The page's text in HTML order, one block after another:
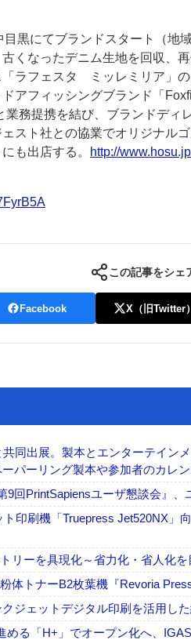
黒にてブランドスタート（地
くなったデニム生地を回収、
ラフェスタ ミッレミリア」
アフィッシングブランド「
務提携を結び、ブランドディ
スト社との協業でオリジナル
も出店する。
http://
この記事をシェ
Facebook X（旧Twitter）
同出展。製本とエンターテイン
パーリング製本や参加者のカレン
9回PrintSapiensユーザ懇談会』
印刷機「Truepress Jet520NX」
リーを具現化～省力化・省人化
体トナーB2枚葉機『Revoria
ジェットデジタル印刷を活用し
る「H+」でオープン化へ、